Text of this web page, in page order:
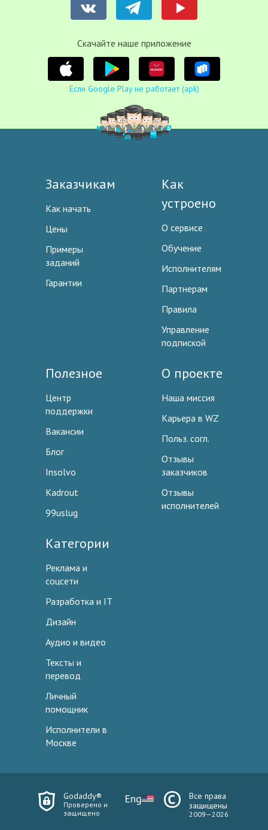
Cкачайте наше приложение
Если Google Play не работает (apk)
Заказчикам
Как начать
Цены
Примеры
заданий
Гарантии
Как
устроено
О сервисе
Обучение
Исполнителям
Партнерам
Правила
Управление
подпиской
Полезное
Центр
поддержки
Вакансии
Блог
Insolvo
Kadrout
99uslug
О проекте
Наша миссия
Карьера в WZ
Польз. согл.
Отзывы
заказчиков
Отзывы
исполнителей
Категории
Реклама и
соцсети
Разработка и IT
Дизайн
Аудио и видео
Тексты и
перевод
Личный
помощник
Исполнители в
Москве
Godaddy®
Проверено и
защищено
Eng
Все права
защищены
2009—2026